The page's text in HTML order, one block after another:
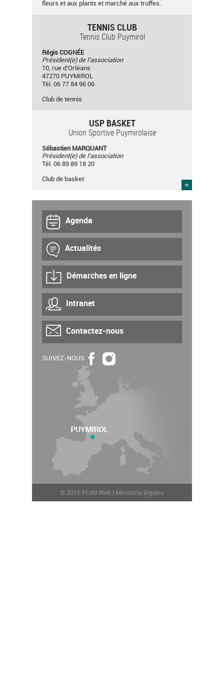
fleurs et aux plants et marché aux truffes.
TENNIS CLUB
Tennis Club Puymirol
Régis COGNÉE
Président(e) de l'association
10, rue d'Orléans
47270 PUYMIROL
Tél. 06 77 84 96 06
Club de tennis
USP BASKET
Union Sportive Puymirolaise
Sébastien MARQUANT
Président(e) de l'association
Tél. 06 89 89 18 20
Club de basket
Agenda
Actualités
Démarches en ligne
Intranet
Contactez-nous
SUIVEZ-NOUS
© 2015 Profil Web | Mentions légales